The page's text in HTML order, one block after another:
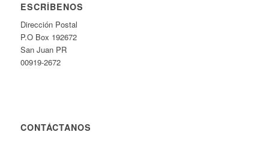
ESCRÍBENOS
Dirección Postal
P.O Box 192672
San Juan PR
00919-2672
CONTÁCTANOS